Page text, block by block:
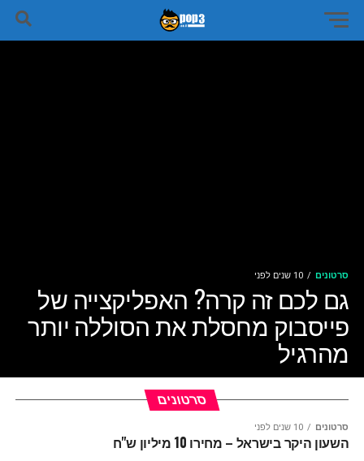
סרטונים 10 שנים לפני
גם לכם זה קרה? האפליקצייה של
פייסבוק מחסלת את הסוללה יותר
מהרגיל
סרטונים
סרטונים 10 שנים לפני
השעון היקר בישראל – מחירו 10 מיליון ש"ח